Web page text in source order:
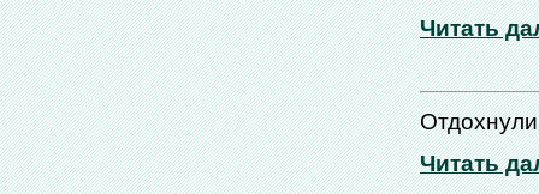
Читать
Читать